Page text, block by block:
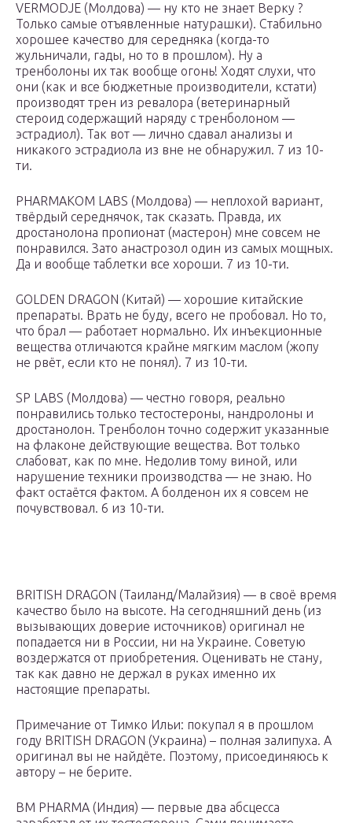
VERMODJE (Молдова) — ну кто не знает Верку ?
Только самые отъявленные натурашки). Стабильно
хорошее качество для середняка (когда-то
жульничали, гады, но то в прошлом). Ну а
тренболоны их так вообще огонь! Ходят слухи, что
они (как и все бюджетные производители, кстати)
производят трен из ревалора (ветеринарный
стероид содержащий наряду с тренболоном —
эстрадиол). Так вот — лично сдавал анализы и
никакого эстрадиола из вне не обнаружил. 7 из 10-
ти.
PHARMAKOM LABS (Молдова) — неплохой вариант,
твёрдый середнячок, так сказать. Правда, их
дростанолона пропионат (мастерон) мне совсем не
понравился. Зато анастрозол один из самых мощных.
Да и вообще таблетки все хороши. 7 из 10-ти.
GOLDEN DRAGON (Китай) — хорошие китайские
препараты. Врать не буду, всего не пробовал. Но то,
что брал — работает нормально. Их инъекционные
вещества отличаются крайне мягким маслом (жопу
не рвёт, если кто не понял). 7 из 10-ти.
SP LABS (Молдова) — честно говоря, реально
понравились только тестостероны, нандролоны и
дростанолон. Тренболон точно содержит указанные
на флаконе действующие вещества. Вот только
слабоват, как по мне. Недолив тому виной, или
нарушение техники производства — не знаю. Но
факт остаётся фактом. А болденон их я совсем не
почувствовал. 6 из 10-ти.
BRITISH DRAGON (Таиланд/Малайзия) — в своё время
качество было на высоте. На сегодняшний день (из
вызывающих доверие источников) оригинал не
попадается ни в России, ни на Украине. Советую
воздержатся от приобретения. Оценивать не стану,
так как давно не держал в руках именно их
настоящие препараты.
Примечание от Тимко Ильи: покупал я в прошлом
году BRITISH DRAGON (Украина) – полная залипуха. А
оригинал вы не найдёте. Поэтому, присоединяюсь к
автору – не берите.
BM PHARMA (Индия) — первые два абсцесса